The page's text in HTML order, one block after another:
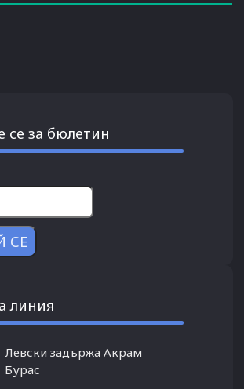
се за бюлетин
линия
Левски задържа Акрам
Бурас